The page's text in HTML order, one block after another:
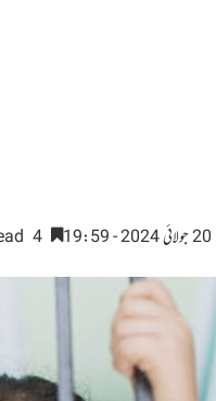
20 جولائی 2024 - 19:59